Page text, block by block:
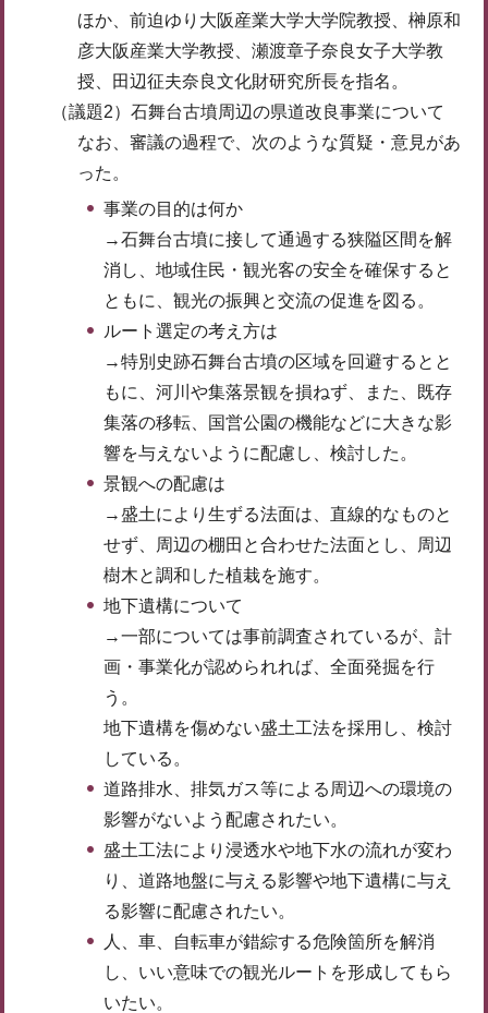
ほか、前迫ゆり大阪産業大学大学院教授、榊原和
彦大阪産業大学教授、瀬渡章子奈良女子大学教
授、田辺征夫奈良文化財研究所長を指名。
（議題2）石舞台古墳周辺の県道改良事業について
なお、審議の過程で、次のような質疑・意見があ
った。
事業の目的は何か
→石舞台古墳に接して通過する狭隘区間を解
消し、地域住民・観光客の安全を確保すると
ともに、観光の振興と交流の促進を図る。
ルート選定の考え方は
→特別史跡石舞台古墳の区域を回避するとと
もに、河川や集落景観を損ねず、また、既存
集落の移転、国営公園の機能などに大きな影
響を与えないように配慮し、検討した。
景観への配慮は
→盛土により生ずる法面は、直線的なものと
せず、周辺の棚田と合わせた法面とし、周辺
樹木と調和した植栽を施す。
地下遺構について
→一部については事前調査されているが、計
画・事業化が認められれば、全面発掘を行
う。
地下遺構を傷めない盛土工法を採用し、検討
している。
道路排水、排気ガス等による周辺への環境の
影響がないよう配慮されたい。
盛土工法により浸透水や地下水の流れが変わ
り、道路地盤に与える影響や地下遺構に与え
る影響に配慮されたい。
人、車、自転車が錯綜する危険箇所を解消
し、いい意味での観光ルートを形成してもら
いたい。